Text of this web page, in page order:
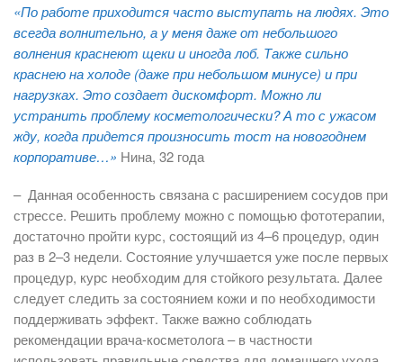
«По работе приходится часто выступать на людях. Это
всегда волнительно, а у меня даже от небольшого
волнения краснеют щеки и иногда лоб. Также сильно
краснею на холоде (даже при небольшом минусе) и при
нагрузках. Это создает дискомфорт. Можно ли
устранить проблему косметологически? А то с ужасом
жду, когда придется произносить тост на новогоднем
корпоративе…» Нина, 32 года
– Данная особенность связана с расширением сосудов при
стрессе. Решить проблему можно с помощью фототерапии,
достаточно пройти курс, состоящий из 4–6 процедур, один
раз в 2–3 недели. Состояние улучшается уже после первых
процедур, курс необходим для стойкого результата. Далее
следует следить за состоянием кожи и по необходимости
поддерживать эффект. Также важно соблюдать
рекомендации врача-косметолога – в частности